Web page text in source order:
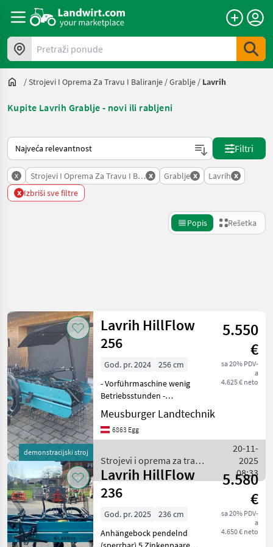
Pretraži ponude
/Strojevi I Oprema Za Travu I Baliranje /Grablje / Lavrih
Kupite Lavrih Grablje - novi ili rabljeni
Tako se sortira na Landwirt.com
Filtri
x Strojevi I Oprema Za Travu I Baliranje
x Grablje x Lavrih x
x Izbriši sve filtre
Popis Rešetka
Kategorija 4 Država Filtri
TRENUTNA
STAZA
Poljoprivredna
tehnika
Strojevi I
Oprema
Za Travu I
Baliranje
Grablje
Lavrih
ODABERITE
KATEGORIJU
Lavrih
Poništi
Prikaži 4
rezultata
demonstracijski stroj
Lavrih HillFlow
256
5.550
€
sa 20% PDV-
a
4.625 € neto
God. pr. 2024
256 cm
- Vorführmaschine wenig
Betriebsstunden -
Anhängebock pendelnd für
optimale Bodenanpassung
- Bandrechen mit
Zinkenpaare pro Reihe - g
Meusburger Landtechnik
6863 Egg
Strojevi i oprema za travu
i baliranje / Lavrih
20-11-
2025
08:33
Lavrih HillFlow
236
5.580
€
sa 20% PDV-
a
4.650 € neto
God. pr. 2025
236 cm
Anhängebock pendelnd